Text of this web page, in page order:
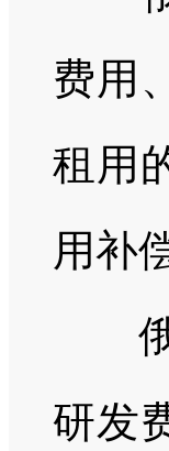
费用
租用
用补
俄
研发